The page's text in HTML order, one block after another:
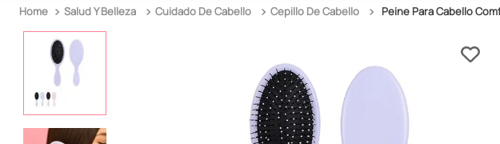
Salud Y Belleza Cuidado De Cabello Cepillo De Cabello Peine Para Cabello
2.
hello kitty
my melody
harry potter